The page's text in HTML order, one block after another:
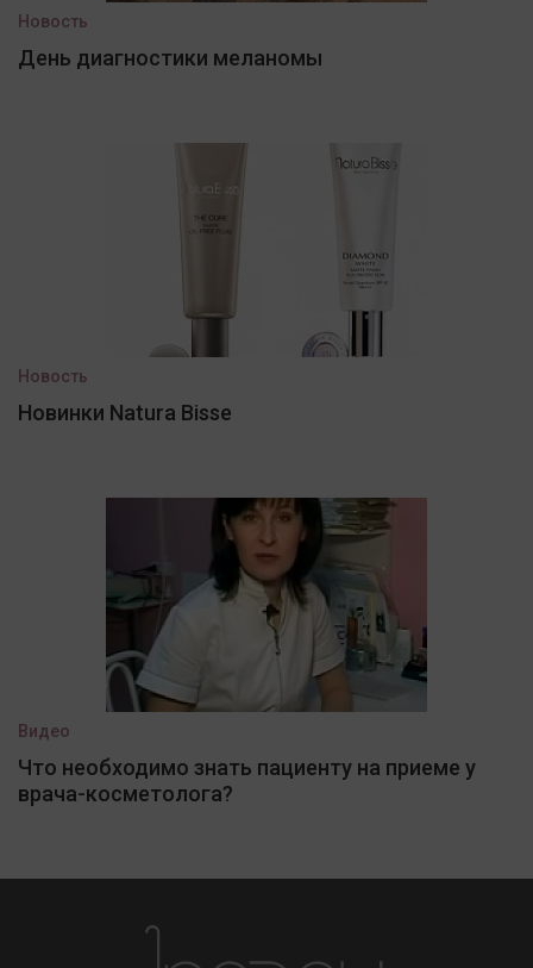
Новость
День диагностики меланомы
Новость
Новинки Natura Bisse
Видео
Что необходимо знать пациенту на приеме у
врача-косметолога?